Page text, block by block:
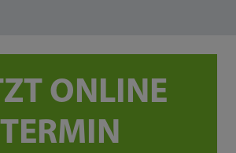
ONLINE
TERMIN